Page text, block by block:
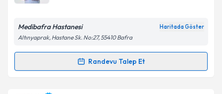
Kişisel verilerimin işlenmesine ilişkin
Metni'ni okudum ve kişisel verilerimin belirtilen
Medibafra Hastanesi Haritada Göster
Altınyaprak, Hastane Sk. No:27, 55410 Bafra
Randevu Talep Et
Randevu Takvimi Talebi